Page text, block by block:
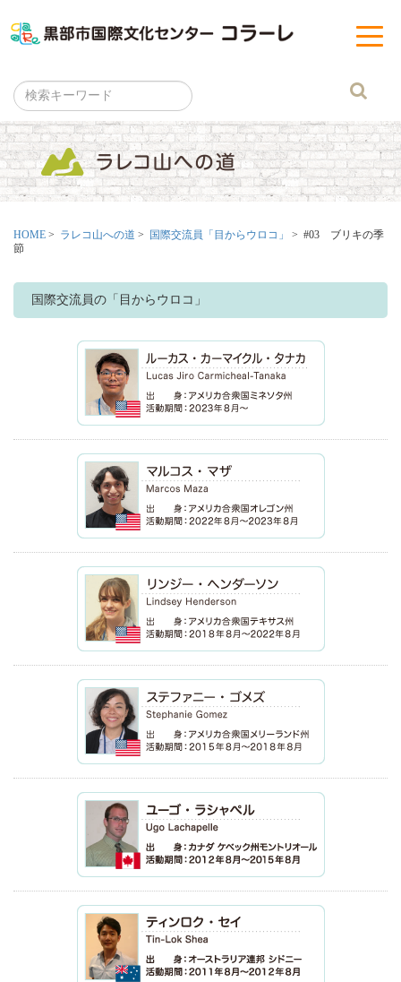
黒部
t
o
v
i
g
a
t
i
o
HOME > ラレコ山への道 > 国際交流員「目からウロコ」
> #03 ブリキの季
節
国際交流員の「目からウロコ」